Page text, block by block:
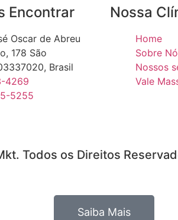
Encontrar
Oscar de Abreu
178 São
Brasil
4269
5255
Nossa
Home
Sobre
Nossos
Vale
Todos os Direitos
Saiba Mais